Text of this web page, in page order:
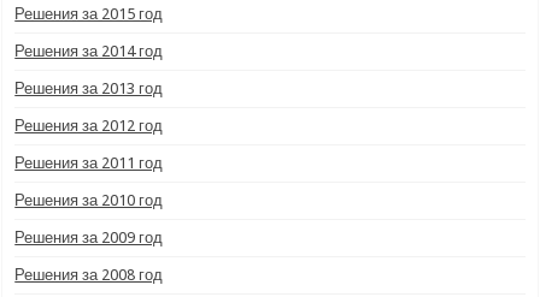
Решения за 2015 год
Решения за 2014 год
Решения за 2013 год
Решения за 2012 год
Решения за 2011 год
Решения за 2010 год
Решения за 2009 год
Решения за 2008 год